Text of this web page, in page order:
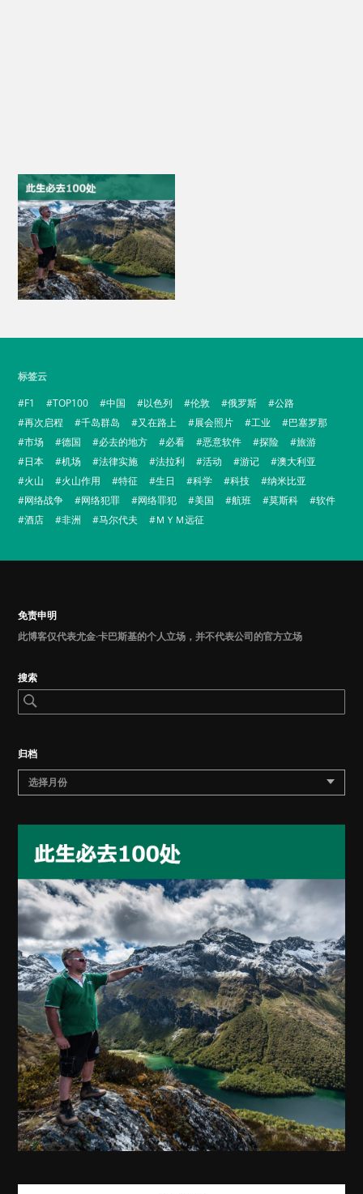
标签云
F1
TOP100 中国 以色列 伦敦 俄罗斯
公路
再次启程
千岛群岛 又在路上 展会照片 工业
巴塞罗那
市场
德国 必去的地方 必看 恶意软件 探险
旅游
日本
机场 法律实施 法拉利 活动 游记
澳大利亚
火山
火山作用 特征 生日 科学 科技
纳米比亚
网络战争
网络犯罪 网络罪犯 美国 航班 莫斯科
软件
酒店
非洲 马尔代夫 ＭＹＭ远征
免责申明
此博客仅代表尤金·卡巴斯基的个人立场，并不代表公司的官方立场
搜索
归档
选择月份